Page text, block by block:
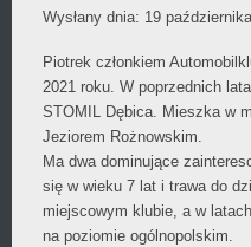
Wysłany dnia: 19
Piotrek członkiem
2021 roku. W poprzednich
STOMIL Dębica. Mieszka w
Jeziorem Rożnowskim.
Ma dwa dominujące
się w wieku 7 lat i trawa do
miejscowym klubie, a w
na poziomie ogólnopolskim.